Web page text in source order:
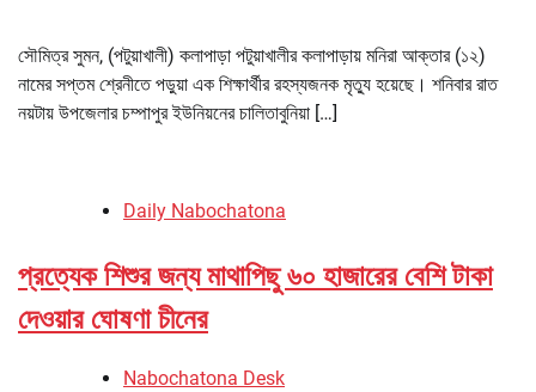
সৌমিত্র সুমন, (পটুয়াখালী) কলাপাড়া পটুয়াখালীর কলাপাড়ায় মনিরা আক্তার (১২)
নামের সপ্তম শ্রেনীতে পড়ুয়া এক শিক্ষার্থীর রহস্যজনক মৃত্যু হয়েছে। শনিবার রাত
নয়টায় উপজেলার চম্পাপুর ইউনিয়নের চালিতাবুনিয়া […]
Daily Nabochatona
প্রত্যেক শিশুর জন্য মাথাপিছু ৬০ হাজারের বেশি টাকা
দেওয়ার ঘোষণা চীনের
Nabochatona Desk